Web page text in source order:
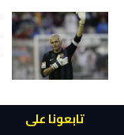
تابعونا على